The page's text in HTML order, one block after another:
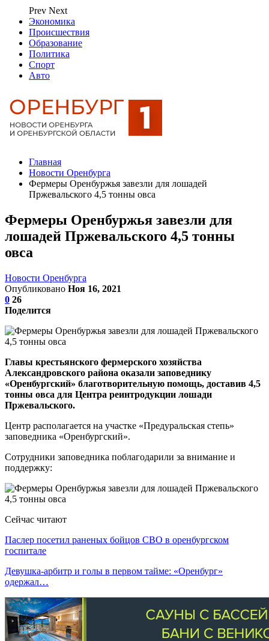
Prev Next
Экономика
Происшествия
Образование
Политика
Спорт
Авто
Главная
Новости Оренбурга
Фермеры Оренбуржья завезли для лошадей
Пржевальского 4,5 тонны овса
Фермеры Оренбуржья завезли для
лошадей Пржевальского 4,5 тонны
овса
Новости Оренбурга
Опубликовано Ноя 16, 2021
0 26
Поделится
Главы крестьянского фермерского хозяйства
Александровского района оказали заповеднику
«Оренбургский» благотворительную помощь, доставив 4,5
тонны овса для Центра реинтродукции лошади
Пржевальского.
Центр располагается на участке «Предуральская степь»
заповедника «Оренбургский».
Сотрудники заповедника поблагодарили за внимание и
поддержку:
Сейчас читают
Паслер посетил раненых бойцов СВО в оренбургском
госпитале
Девушка-арбитр и голы в первом тайме: «Оренбург»
одержал…